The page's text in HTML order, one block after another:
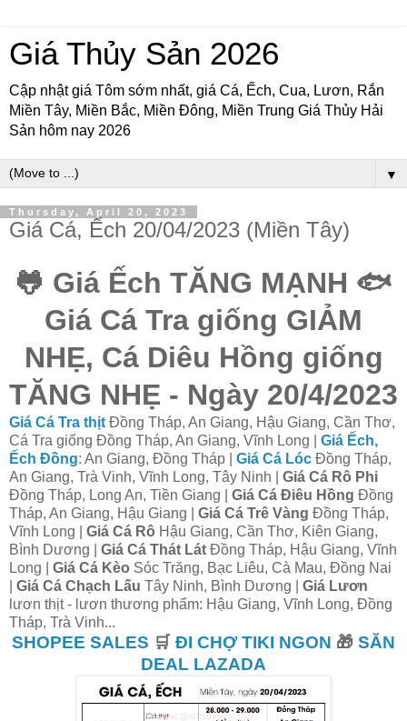
Giá Thủy Sản 2026
Cập nhật giá Tôm sớm nhất, giá Cá, Ếch, Cua, Lươn, Rắn
Miền Tây, Miền Bắc, Miền Đông, Miền Trung Giá Thủy Hải
Sản hôm nay 2026
▼
Thursday, April 20, 2023
Giá Cá, Ếch 20/04/2023 (Miền Tây)
🐸 Giá Ếch TĂNG MẠNH 🐟
Giá Cá Tra giống GIẢM
NHẸ, Cá Diêu Hồng giống
TĂNG NHẸ - Ngày 20/4/2023
Giá Cá Tra thịt Đồng Tháp, An Giang, Hậu Giang, Cần Thơ,
Cá Tra giống Đồng Tháp, An Giang, Vĩnh Long | Giá Ếch,
Ếch Đồng: An Giang, Đồng Tháp | Giá Cá Lóc Đồng Tháp,
An Giang, Trà Vinh, Vĩnh Long, Tây Ninh | Giá Cá Rô Phi
Đồng Tháp, Long An, Tiền Giang | Giá Cá Điêu Hồng Đồng
Tháp, An Giang, Hậu Giang | Giá Cá Trê Vàng Đồng Tháp,
Vĩnh Long | Giá Cá Rô Hậu Giang, Cần Thơ, Kiên Giang,
Bình Dương | Giá Cá Thát Lát Đồng Tháp, Hậu Giang, Vĩnh
Long | Giá Cá Kèo Sóc Trăng, Bạc Liêu, Cà Mau, Đồng Nai
Giá Cá Chạch Lấu Tây Ninh, Bình Dương | Giá Lươn
lươn thịt - lươn thương phẩm: Hậu Giang, Vĩnh Long, Đồng
Tháp, Trà Vinh...
SHOPEE SALES 🛒 ĐI CHỢ TIKI NGON 🎁 SĂN
DEAL LAZADA